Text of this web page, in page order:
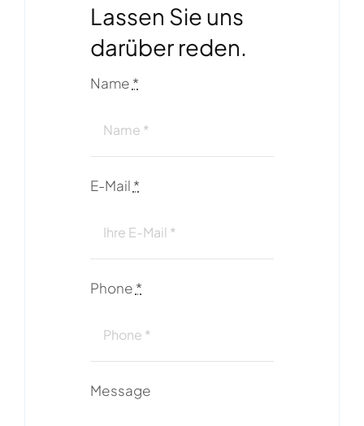
Lassen Sie uns
darüber reden.
Name *
E-Mail *
Phone *
Message